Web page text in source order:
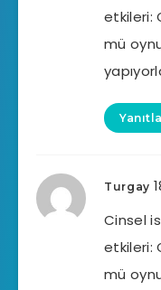
etkileri:
mü
Yanıtla
Turgay
Cinsel
etkileri:
mü